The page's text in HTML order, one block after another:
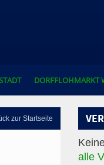
DORFFLOHMARKT
zur Startseite
alle